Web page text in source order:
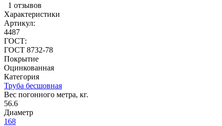
1 отзывов
Характеристики
Артикул:
4487
ГОСТ:
ГОСТ 8732-78
Покрытие
Оцинкованная
Категория
Труба бесшовная
Вес погонного метра, кг.
56.6
Диаметр
168